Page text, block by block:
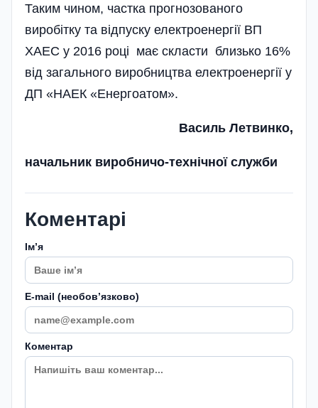
Таким чином, частка прогнозованого
виробітку та відпуску електроенергії ВП
ХАЕС у 2016 році має скласти близько 16%
від загального виробництва електроенергії у
ДП «НАЕК «Енергоатом».
Василь Летвинко,
начальник виробничо-технічної служби
Коментарі
Імʼя
E-mail (необовʼязково)
Коментар